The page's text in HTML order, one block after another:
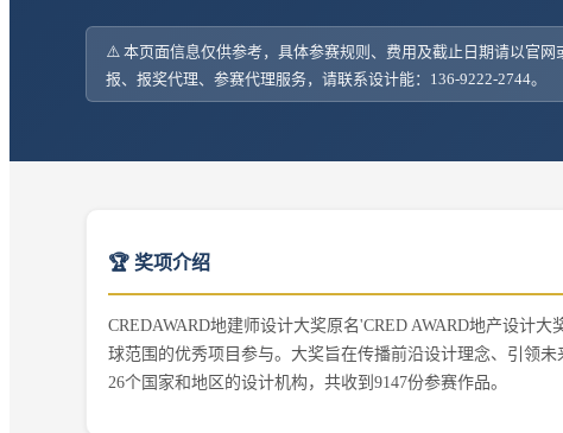
⚠️ 本页面信息仅供参考，具体参赛规则、费用及截止日期请以官
报、报奖代理、参赛代理服务，请联系设计能：136-9222-2744。
🏆 奖项介绍
CREDAWARD地建师设计大奖原名'CRED AWARD地产设计
球范围的优秀项目参与。大奖旨在传播前沿设计理念、引领
26个国家和地区的设计机构，共收到9147份参赛作品。